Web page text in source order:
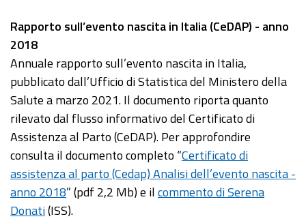
Rapporto sull’evento nascita in Italia (CeDAP) - anno
2018
Annuale rapporto sull’evento nascita in Italia,
pubblicato dall’Ufficio di Statistica del Ministero della
Salute a marzo 2021. Il documento riporta quanto
rilevato dal flusso informativo del Certificato di
Assistenza al Parto (CeDAP). Per approfondire
consulta il documento completo “Certificato di
assistenza al parto (Cedap) Analisi dell’evento nascita -
anno 2018” (pdf 2,2 Mb) e ilcommento di Serena
Donati(ISS).